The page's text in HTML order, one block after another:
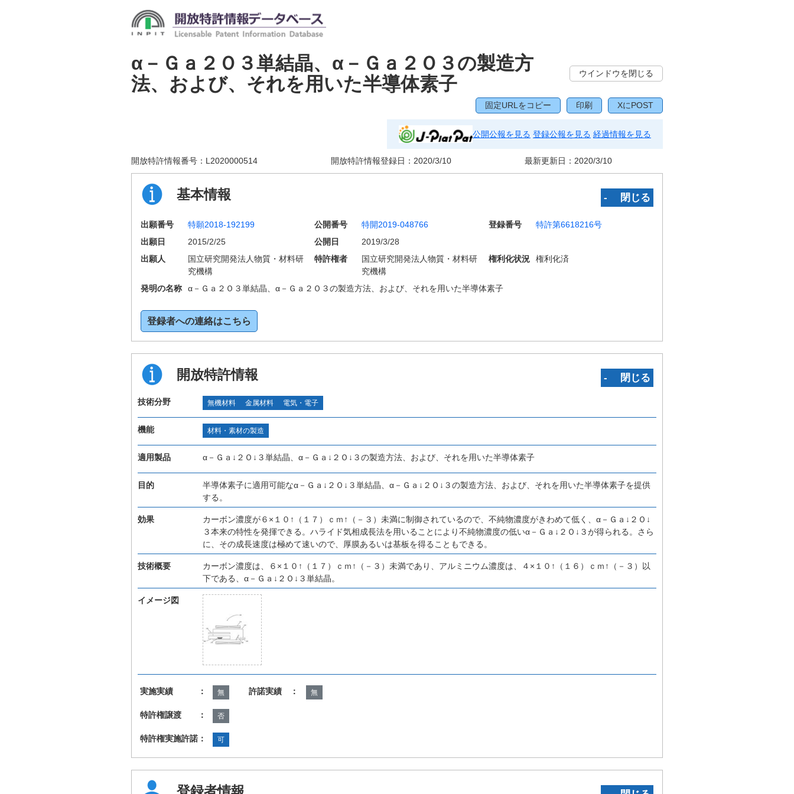
α－Ｇａ２Ｏ３単結晶、α－Ｇａ２Ｏ３の製造方
法、および、それを用いた半導体素子
ウインドウを閉じる
固定URLをコピー 印刷 XにPOST
公開公報を見る 登録公報を見る 経過情報を見る
開放特許情報番号： L2020000514 開放特許情報登録日： 2020/3/10 最新更新日： 2020/3/10
基本情報 ‐ 閉じる
出願番号 特願2018-192199 公開番号 特開2019-048766 登録番号
特許第6618216号
出願日
2015/2/25 公開日
2019/3/28
出願人
国立研究開発法人物質・材料研
究機構
特許権者
国立研究開発法人物質・材料研
究機構
権利化状況 権利化済
発明の名称 α－Ｇａ２Ｏ３単結晶、α－Ｇａ２Ｏ３の製造方法、および、それを用いた半導体素子
登録者への連絡はこちら
開放特許情報 ‐ 閉じる
技術分野 無機材料 金属材料 電気・電子
機能 材料・素材の製造
適用製品 α－Ｇａ↓２Ｏ↓３単結晶、α－Ｇａ↓２Ｏ↓３の製造方法、および、それを用いた半導体素子
目的
半導体素子に適用可能なα－Ｇａ↓２Ｏ↓３単結晶、α－Ｇａ↓２Ｏ↓３の製造方法、および、それを用いた半導体素子を提供
する。
効果
カーボン濃度が６×１０↑（１７）ｃｍ↑（－３）未満に制御されているので、不純物濃度がきわめて低く、α－Ｇａ↓２Ｏ↓
３本来の特性を発揮できる。ハライド気相成長法を用いることにより不純物濃度の低いα－Ｇａ↓２Ｏ↓３が得られる。さら
に、その成長速度は極めて速いので、厚膜あるいは基板を得ることもできる。
技術概要
カーボン濃度は、６×１０↑（１７）ｃｍ↑（－３）未満であり、アルミニウム濃度は、４×１０↑（１６）ｃｍ↑（－３）以
下である、α－Ｇａ↓２Ｏ↓３単結晶。
イメージ図
実施実績 ： 無 許諾実績 ： 無
特許権譲渡 ： 否
特許権実施許諾： 可